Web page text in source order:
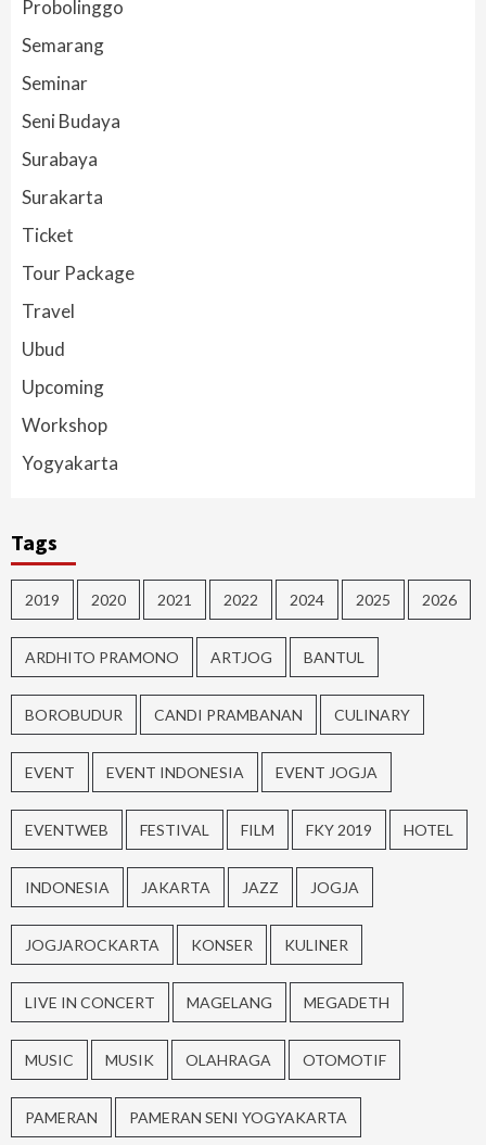
Probolinggo
Semarang
Seminar
Seni Budaya
Surabaya
Surakarta
Ticket
Tour Package
Travel
Ubud
Upcoming
Workshop
Yogyakarta
Tags
2019 2020 2021 2022 2024 2025 2026
ARDHITO PRAMONO ARTJOG BANTUL
BOROBUDUR CANDI PRAMBANAN CULINARY
EVENT EVENT INDONESIA EVENT JOGJA
EVENTWEB FESTIVAL FILM FKY 2019 HOTEL
INDONESIA JAKARTA JAZZ JOGJA
JOGJAROCKARTA KONSER KULINER
LIVE IN CONCERT MAGELANG MEGADETH
MUSIC MUSIK OLAHRAGA OTOMOTIF
PAMERAN PAMERAN SENI YOGYAKARTA